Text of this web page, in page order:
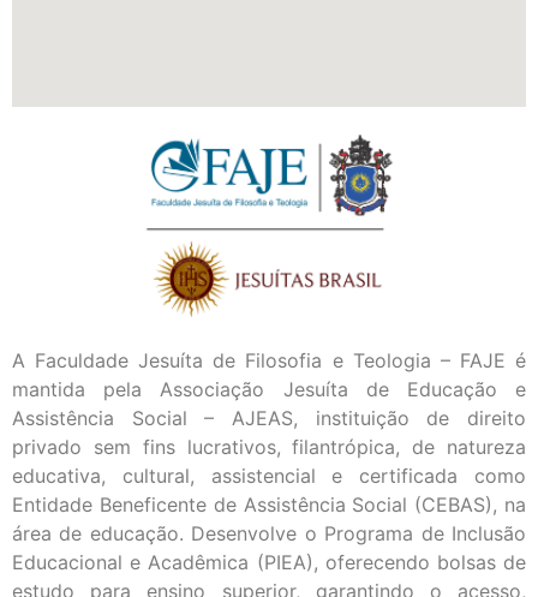
A Faculdade Jesuíta de Filosofia e Teologia – FAJE é
mantida pela Associação Jesuíta de Educação e
Assistência Social – AJEAS, instituição de direito
privado sem fins lucrativos, filantrópica, de natureza
educativa, cultural, assistencial e certificada como
Entidade Beneficente de Assistência Social (CEBAS), na
área de educação. Desenvolve o Programa de Inclusão
Educacional e Acadêmica (PIEA), oferecendo bolsas de
estudo para ensino superior, garantindo o acesso,